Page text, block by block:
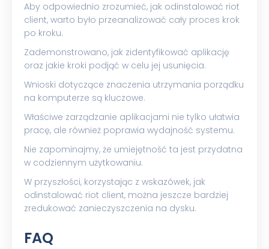
Aby odpowiednio zrozumieć, jak odinstalować riot
client, warto było przeanalizować cały proces krok
po kroku.
Zademonstrowano, jak zidentyfikować aplikację
oraz jakie kroki podjąć w celu jej usunięcia.
Wnioski dotyczące znaczenia utrzymania porządku
na komputerze są kluczowe.
Właściwe zarządzanie aplikacjami nie tylko ułatwia
pracę, ale również poprawia wydajność systemu.
Nie zapominajmy, że umiejętność ta jest przydatna
w codziennym użytkowaniu.
W przyszłości, korzystając z wskazówek, jak
odinstalować riot client, można jeszcze bardziej
zredukować zanieczyszczenia na dysku.
FAQ